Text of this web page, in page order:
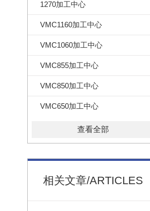
1270加工中心
VMC1160加工中心
VMC1060加工中心
VMC855加工中心
VMC850加工中心
VMC650加工中心
查看全部
相关文章/ARTICLES